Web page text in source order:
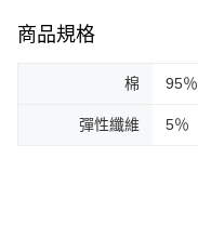
商品規格
棉 95％
彈性纖維 5％